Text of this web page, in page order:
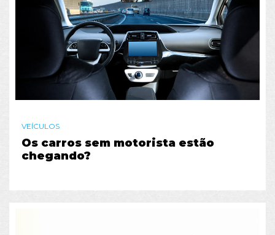
VEÍCULOS
Os carros sem motorista estão
chegando?